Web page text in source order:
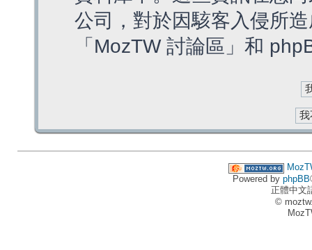
公司，對於因駭客入侵所
「MozTW 討論區」和
Powered by phpBB
正體中文
©